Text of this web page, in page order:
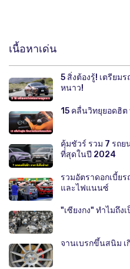
เนื้อหาเด่น
5 สิ่งต้องรู้! เตรียม
หนาว!
15 คลื่นวิทยุยอดฮิ
คุ้มชัวร์ รวม 7 รถ
ที่สุดในปี 2024
รวมอัตราดอกเบี้ย
และไฟแนนซ์
"เซียงกง" ทำไมถึง
จานเบรกขึ้นสนิม เ